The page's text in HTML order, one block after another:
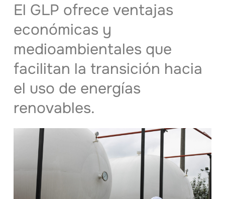
El GLP ofrece ventajas
económicas y
medioambientales que
facilitan la transición hacia
el uso de energías
renovables.